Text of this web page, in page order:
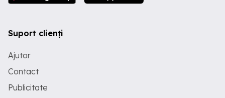
Suport clienți
Ajutor
Contact
Publicitate